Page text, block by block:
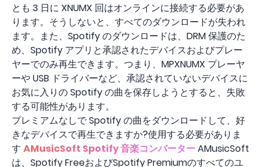
とも 3 日に XNUMX 回はオンラインに接続する必要があ
ります。そうしないと、すべてのダウンロードが失われ
ます。また、Spotify のダウンロードは、DRM 保護のた
め、Spotify アプリと承認されたデバイスおよびプレー
ヤーでのみ再生できます。つまり、MPXNUMX プレーヤ
ーや USB ドライバーなど、承認されていないデバイスに
お気に入りの Spotify の曲を保存しようとすると、失敗
する可能性があります。
プレミアムなしで Spotify の曲をダウンロードして、好
きなデバイスで再生できますか?使用する必要がありま
す AMusicSoft Spotify 音楽コンバーターAMusicSoft
は、Spotify FreeおよびSpotify Premiumのすべてのユ